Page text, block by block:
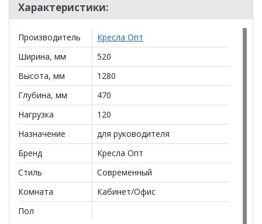
*Дополнительную информацию о том, как купить
Кресло Гармония велюруточняйте у нашего
менеджера по телефону
**Цены на официальном сайте
действительны только для интернет-магазинаи
могут отличаться от цен в розничных магазинах-
салонах сети!
Характеристики:
Производитель
Кресла Опт
Ширина, мм
520
Высота, мм
1280
Глубина, мм
470
Нагрузка
120
Назначение
для руководителя
Бренд
Кресла Опт
Стиль
Современный
Комната
Кабинет/Офис
Пол